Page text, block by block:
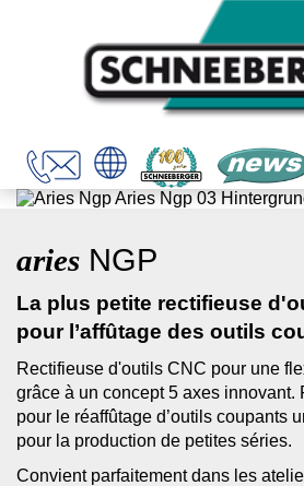
aries NGP
La plus petite rectifieuse
pour l’affûtage des outils
Rectifieuse d'outils CNC pour une
grâce à un concept 5 axes innovant.
pour le réaffûtage d’outils coupants
pour la production de petites séries.
Convient parfaitement dans les